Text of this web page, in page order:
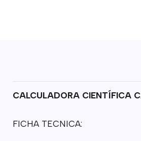
CALCULADORA CIENTÍFICA
FICHA TECNICA: